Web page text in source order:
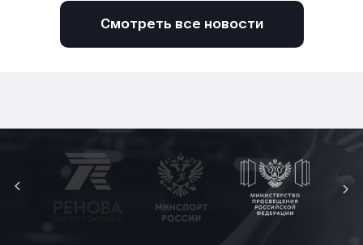
Смотреть все новости